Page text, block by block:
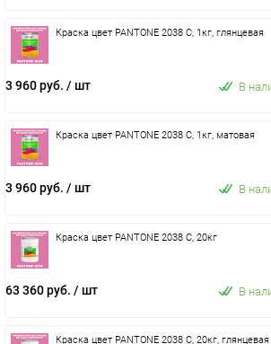
Краска цвет PANTONE 2038 C, 1кг, глянцевая
3 960 руб. / шт В
Краска цвет PANTONE 2038 C, 1кг, матовая
3 960 руб. / шт В
Краска цвет PANTONE 2038 C, 20кг
63 360 руб. / шт В
Краска цвет PANTONE 2038 C, 20кг, глянцевая